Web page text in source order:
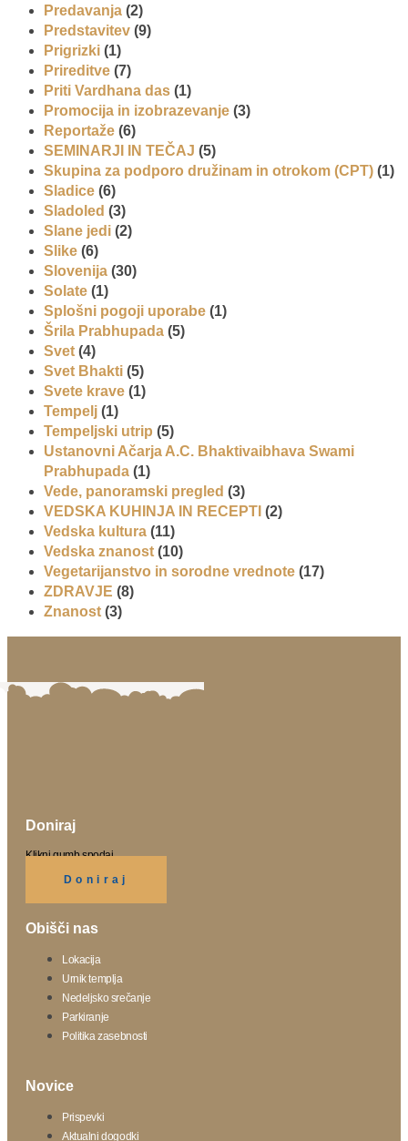
Predavanja (2)
Predstavitev (9)
Prigrizki (1)
Prireditve (7)
Priti Vardhana das (1)
Promocija in izobrazevanje (3)
Reportaže (6)
SEMINARJI IN TEČAJ (5)
Skupina za podporo družinam in otrokom (CPT) (1)
Sladice (6)
Sladoled (3)
Slane jedi (2)
Slike (6)
Slovenija (30)
Solate (1)
Splošni pogoji uporabe (1)
Šrila Prabhupada (5)
Svet (4)
Svet Bhakti (5)
Svete krave (1)
Tempelj (1)
Tempeljski utrip (5)
Ustanovni Ačarja A.C. Bhaktivaibhava Swami
Prabhupada (1)
Vede, panoramski pregled (3)
VEDSKA KUHINJA IN RECEPTI (2)
Vedska kultura (11)
Vedska znanost (10)
Vegetarijanstvo in sorodne vrednote (17)
ZDRAVJE (8)
Znanost (3)
Doniraj
Klikni gumb spodaj.
Doniraj
Obišči nas
Lokacija
Urnik templja
Nedeljsko srečanje
Parkiranje
Politika zasebnosti
Novice
Prispevki
Aktualni dogodki